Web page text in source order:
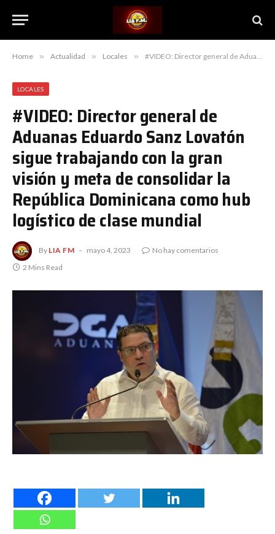
Home » Actualidad » Locales » #VIDEO: Director general de Aduanas Eduardo Sanz Lovatón sigue trabajando con la gran visión y meta de consolidar la República Dominicana como hub logístico de clase mundial
LOCALES
#VIDEO: Director general de
Aduanas Eduardo Sanz Lovatón
sigue trabajando con la gran
visión y meta de consolidar la
República Dominicana como hub
logístico de clase mundial
By LIA FM mayo 4, 2023
No hay comentarios
2 Mins Read